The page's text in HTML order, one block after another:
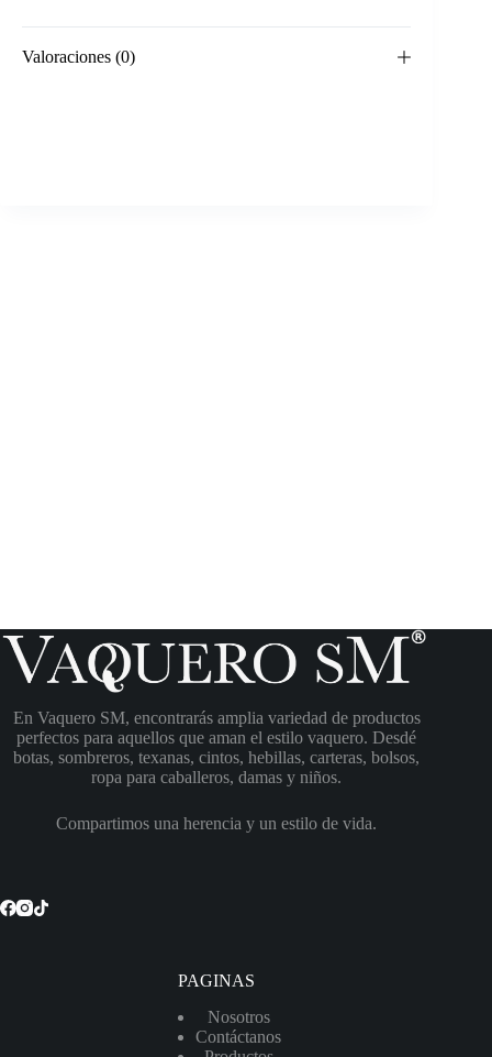
Valoraciones (0)
En Vaquero SM, encontrarás amplia variedad de productos
perfectos para aquellos que aman el estilo vaquero. Desdé
botas, sombreros, texanas, cintos, hebillas, carteras, bolsos,
ropa para caballeros, damas y niños.
Compartimos una herencia y un estilo de vida.
PAGINAS
Nosotros
Contáctanos